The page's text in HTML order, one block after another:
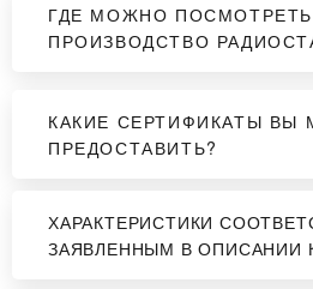
ГДЕ МОЖНО
ПРОИЗВОДСТВО
КАКИЕ СЕРТИФИКАТЫ ВЫ
ПРЕДОСТАВИТЬ?
ХАРАКТЕРИСТИКИ
ЗАЯВЛЕННЫМ В ОПИСАНИИ